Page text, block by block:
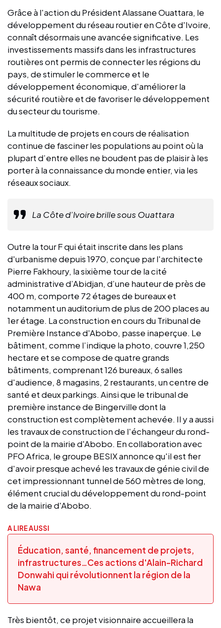
Grâce à l'action du Président Alassane Ouattara, le
développement du réseau routier en Côte d'Ivoire,
connaît désormais une avancée significative. Les
investissements massifs dans les infrastructures
routières ont permis de connecter les régions du
pays, de stimuler le commerce et le
développement économique, d'améliorer la
sécurité routière et de favoriser le développement
du secteur du tourisme.
La multitude de projets en cours de réalisation
continue de fasciner les populations au point où la
plupart d’entre elles ne boudent pas de plaisir à les
porter à la connaissance du monde entier, via les
réseaux sociaux.
La Côte d’Ivoire brille sous Ouattara
Outre la tour F qui était inscrite dans les plans
d'urbanisme depuis 1970, conçue par l'architecte
Pierre Fakhoury, la sixième tour de la cité
administrative d’Abidjan, d’une hauteur de près de
400 m, comporte 72 étages de bureaux et
notamment un auditorium de plus de 200 places au
1er étage. La construction en cours du Tribunal de
Première Instance d'Abobo, passe inaperçue. Le
bâtiment, comme l’indique la photo, couvre 1,250
hectare et se compose de quatre grands
bâtiments, comprenant 126 bureaux, 6 salles
d'audience, 8 magasins, 2 restaurants, un centre de
santé et deux parkings. Ainsi que le tribunal de
première instance de Bingerville dont la
construction est complètement achevée. Il y a aussi
les travaux de construction de l'échangeur du rond-
point de la mairie d'Abobo. En collaboration avec
PFO Africa, le groupe BESIX annonce qu'il est fier
d'avoir presque achevé les travaux de génie civil de
cet impressionnant tunnel de 560 mètres de long,
élément crucial du développement du rond-point
de la mairie d'Abobo.
A LIRE AUSSI
Éducation, santé, financement de projets,
infrastructures…Ces actions d'Alain-Richard
Donwahi qui révolutionnent la région de la
Nawa
Très bientôt, ce projet visionnaire accueillera la